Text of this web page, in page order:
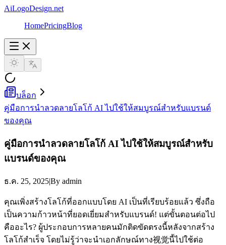
AiLogoDesign.net
HomePricingBlog
บล็อก
คู่มือการนำลวดลายโลโก้ AI ไปใช้ให้สมบูรณ์สำหรับแบรนด์
ของคุณ
คู่มือการนำลวดลายโลโก้ AI ไปใช้ให้สมบูรณ์สำหรับ
แบรนด์ของคุณ
ธ.ค. 25, 2025|By admin
คุณเพิ่งสร้างโลโก้ที่ออกแบบโดย AI เป็นที่เรียบร้อยแล้ว ซึ่งถือ
เป็นความก้าวหน้าที่ยอดเยี่ยมสำหรับแบรนด์! แต่ขั้นตอนต่อไป
คืออะไร? ผู้ประกอบการหลายคนมักติดขัดตรงนี้หลังจากสร้าง
โลโก้สำเร็จ โดยไม่รู้ว่าจะนำเอกลักษณ์ทาง视觉นี้ไปใช้ต่อ